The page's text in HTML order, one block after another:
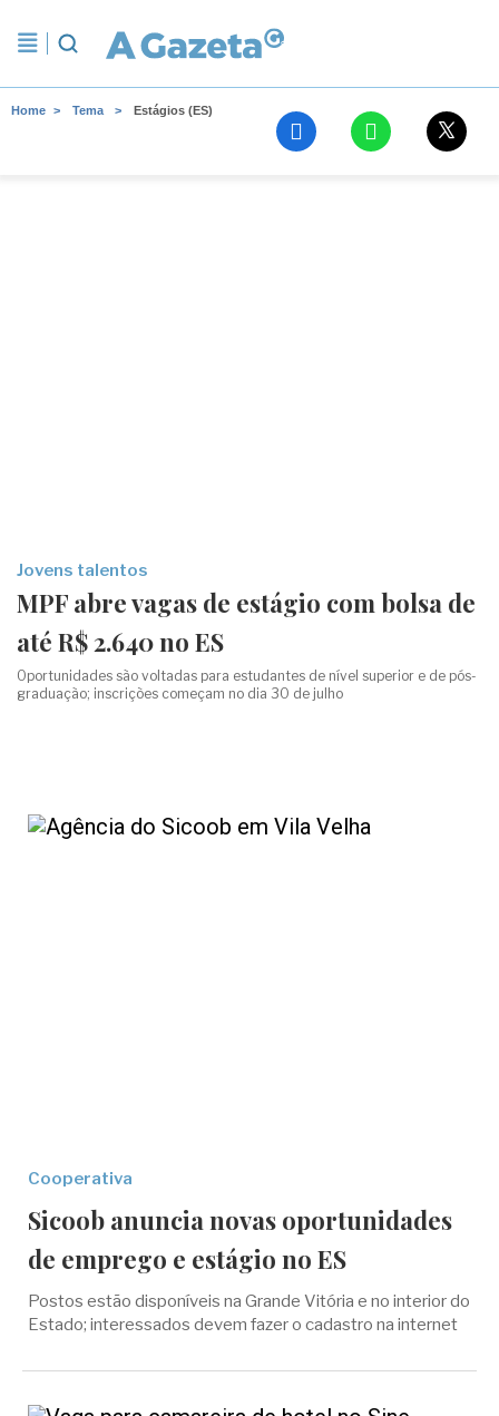
Home Tema Estágios (ES)
Jovens talentos
MPF abre vagas de estágio com bolsa de
até R$ 2.640 no ES
Oportunidades são voltadas para estudantes de nível superior e de pós-
graduação; inscrições começam no dia 30 de julho
Cooperativa
Sicoob anuncia novas oportunidades
de emprego e estágio no ES
Postos estão disponíveis na Grande Vitória e no interior do
Estado; interessados devem fazer o cadastro na internet